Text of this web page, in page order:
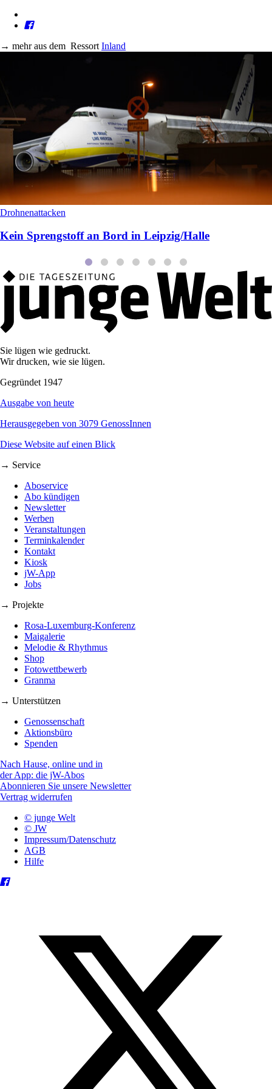
→ mehr aus dem Ressort Inland
Drohnenattacken
Kein Sprengstoff an Bord in Leipzig/Halle
Sie lügen wie gedruckt.
Wir drucken, wie sie lügen.
Gegründet 1947
Ausgabe von heute
Herausgegeben von 3079 GenossInnen
Diese Website auf einen Blick
→ Service
Aboservice
Abo kündigen
Newsletter
Werben
Veranstaltungen
Terminkalender
Kontakt
Kiosk
jW-App
Jobs
→ Projekte
Rosa-Luxemburg-Konferenz
Maigalerie
Melodie & Rhythmus
Shop
Fotowettbewerb
Granma
→ Unterstützen
Genossenschaft
Aktionsbüro
Spenden
Nach Hause, online und in
der App: die jW-Abos
Abonnieren Sie unsere Newsletter
Vertrag widerrufen
© junge Welt
© JW
Impressum/Datenschutz
AGB
Hilfe